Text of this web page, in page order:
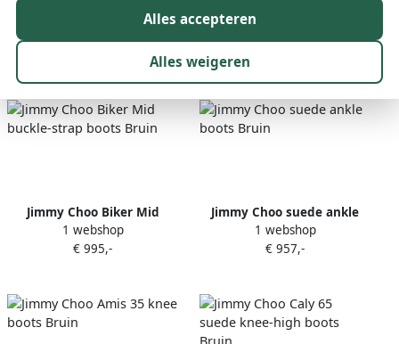
Kleur 1
17 resultaten:
Jimmy Choo Biker Mid
buckle-strap boots Bruin
1 webshop
€ 995,-
Jimmy Choo suede ankle
boots Bruin
1 webshop
€ 957,-
Alles accepteren
Alles weigeren